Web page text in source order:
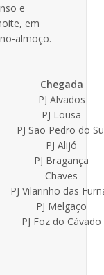
e
em
almoço.
Chegada
PJ Alvados
PJ Lousã
PJ São Pedro do
PJ Alijó
PJ Bragança
Chaves
PJ Vilarinho das
PJ Melgaço
PJ Foz do Cávado